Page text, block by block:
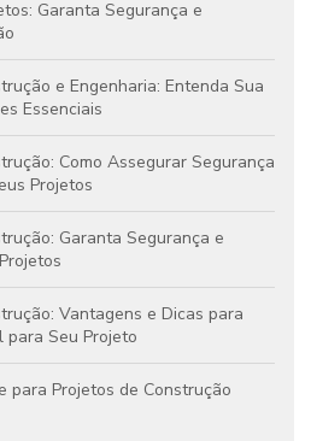
Garanta Segurança e
e Engenharia: Entenda Sua
Essenciais
Como Assegurar Segurança
Projetos
Garanta Segurança e
Vantagens e Dicas para
para Seu Projeto
para Projetos de Construção